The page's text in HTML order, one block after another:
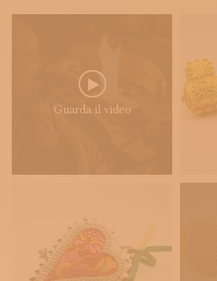
Guarda il video